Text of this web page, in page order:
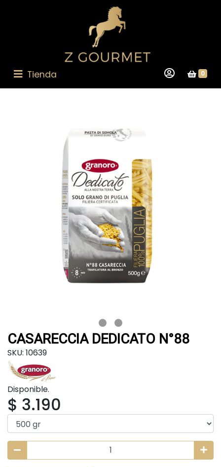
Tienda 0
CASARECCIA DEDICATO N°88
SKU: 10639
Disponible.
$ 3.190